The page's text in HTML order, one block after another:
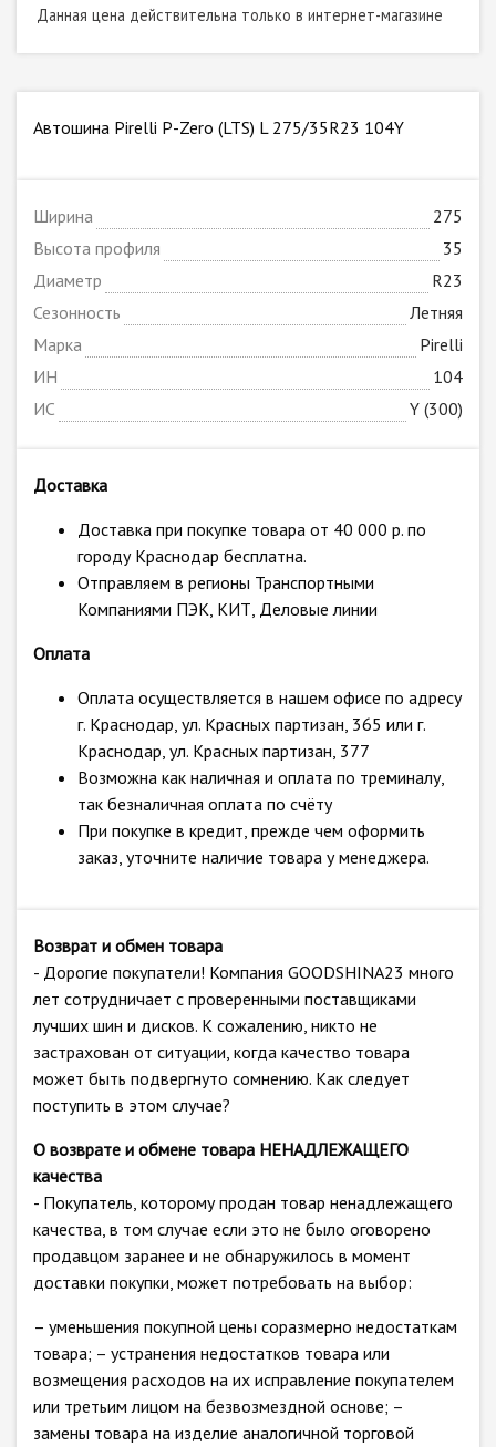
Данная цена действительна только в интернет-магазине
Автошина Pirelli P-Zero (LTS) L 275/35R23 104Y
Ширина
275
Высота профиля
35
Диаметр
R23
Сезонность
Летняя
Марка
Pirelli
ИН
104
ИС
Y (300)
Доставка
Доставка при покупке товара от 40 000 р. по
городу Краснодар бесплатна.
Отправляем в регионы Транспортными
Компаниями ПЭК, КИТ, Деловые линии
Оплата
Оплата осуществляется в нашем офисе по адресу
г. Краснодар, ул. Красных партизан, 365 или г.
Краснодар, ул. Красных партизан, 377
Возможна как наличная и оплата по треминалу,
так безналичная оплата по счёту
При покупке в кредит, прежде чем оформить
заказ, уточните наличие товара у менеджера.
Возврат и обмен товара
- Дорогие покупатели! Компания GOODSHINA23 много
лет сотрудничает с проверенными поставщиками
лучших шин и дисков. К сожалению, никто не
застрахован от ситуации, когда качество товара
может быть подвергнуто сомнению. Как следует
поступить в этом случае?
О возврате и обмене товара НЕНАДЛЕЖАЩЕГО
качества
- Покупатель, которому продан товар ненадлежащего
качества, в том случае если это не было оговорено
продавцом заранее и не обнаружилось в момент
доставки покупки, может потребовать на выбор:
– уменьшения покупной цены соразмерно недостаткам
товара; – устранения недостатков товара или
возмещения расходов на их исправление покупателем
или третьим лицом на безвозмездной основе; –
замены товара на изделие аналогичной торговой